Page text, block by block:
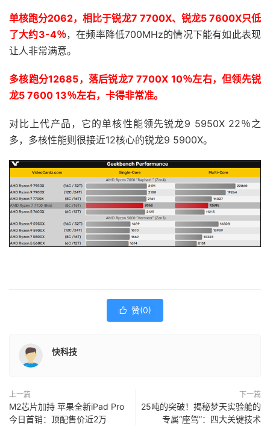
单核跑分2062，相比于锐龙7 7700X、锐龙5 7600X只低
了大约3-4％，在频率降低700MHz的情况下能有如此表现
让人非常满意。
多核跑分12685，落后锐龙7 7700X 10％左右，但领先锐
龙5 7600 13％左右，卡得非常准。
对比上代产品，它的单核性能领先锐龙9 5950X 22％之
多，多核性能则很接近12核心的锐龙9 5900X。
 赞(0)
快科技
上一篇
M2芯片加持 苹果全新iPad Pro
今日首销：顶配售价近2万
下一篇
25吨的突破！揭秘梦天实验舱的
专属“座驾”：四大关键技术